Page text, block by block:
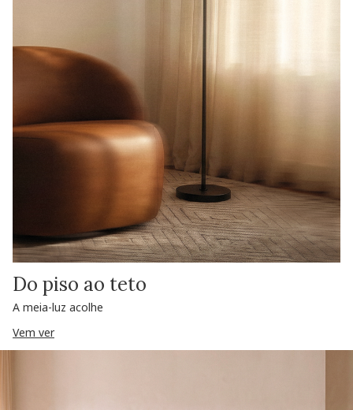
Do piso ao teto
A meia-luz acolhe
Vem ver